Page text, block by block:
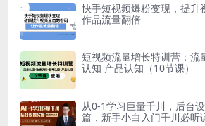
快手短视频爆粉变现，提升
作品流量翻倍
短视频流量增长特训营：流
认知 产品认知（10节课）
从0-1学习巨量千川，后台
篇，新手小白入门千川必听